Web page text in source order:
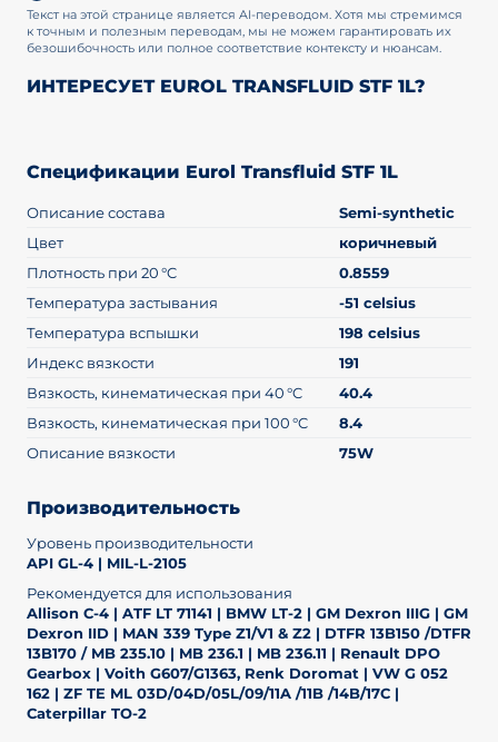
Текст на этой странице является AI-переводом. Хотя мы стремимся
к точным и полезным переводам, мы не можем гарантировать их
безошибочность или полное соответствие контексту и нюансам.
ИНТЕРЕСУЕТ EUROL TRANSFLUID STF 1L?
Спецификации Eurol Transfluid STF 1L
Описание состава
Semi-synthetic
Цвет
коричневый
Плотность при 20 °C
0.8559
Температура застывания
-51 celsius
Температура вспышки
198 celsius
Индекс вязкости
191
Вязкость, кинематическая при 40 °C
40.4
Вязкость, кинематическая при 100 °C
8.4
Описание вязкости
75W
Производительность
Уровень производительности
API GL-4 | MIL-L-2105
Рекомендуется для использования
Allison C-4 | ATF LT 71141 | BMW LT-2 | GM Dexron IIIG | GM
Dexron IID | MAN 339 Type Z1/V1 & Z2 | DTFR 13B150 /DTFR
13B170 / MB 235.10 | MB 236.1 | MB 236.11 | Renault DPO
Gearbox | Voith G607/G1363, Renk Doromat | VW G 052
162 | ZF TE ML 03D/04D/05L/09/11A /11B /14B/17C |
Caterpillar TO-2